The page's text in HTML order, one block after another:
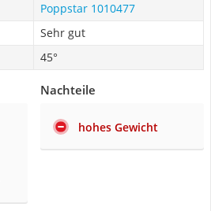
Poppstar 1010477
Sehr gut
45°
Nachteile
hohes Gewicht